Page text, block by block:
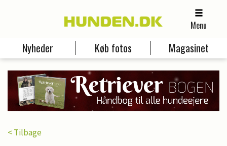
Menu
Nyheder Køb fotos Magasinet
< Tilbage